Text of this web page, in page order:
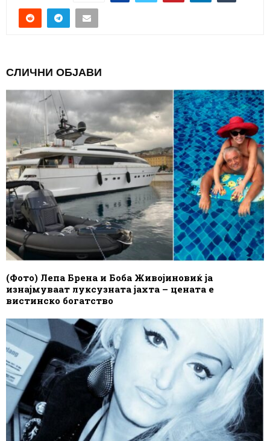
СЛИЧНИ ОБЈАВИ
(Фото) Лепа Брена и Боба Живојиновиќ ја
изнајмуваат луксузната јахта – цената е
вистинско богатство